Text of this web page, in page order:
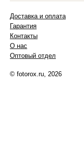
Доставка и оплата
Гарантия
Контакты
О нас
Оптовый отдел
© fotorox.ru, 2026